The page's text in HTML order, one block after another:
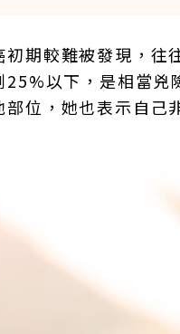
初期較難被發現，往
25%以下，是相當兇
部位，她也表示自己